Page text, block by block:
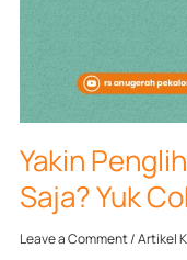
Yakin
Saja? Yuk
Leave a Comment/Artikel